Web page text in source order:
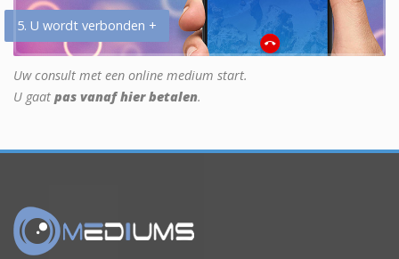
5. U wordt verbonden +
Uw consult met een online medium start.
U gaat pas vanaf hier betalen.